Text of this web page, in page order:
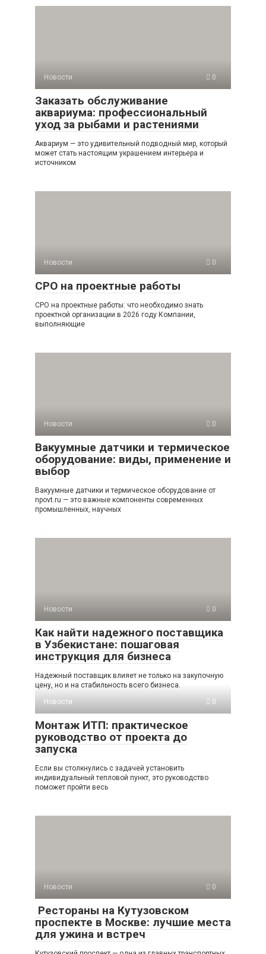
Новости 0
Заказать обслуживание
аквариума: профессиональный
уход за рыбами и растениями
Аквариум — это удивительный подводный мир, который
может стать настоящим украшением интерьера и
источником
Новости 0
СРО на проектные работы
СРО на проектные работы: что необходимо знать
проектной организации в 2026 году Компании,
выполняющие
Новости 0
Вакуумные датчики и термическое
оборудование: виды, применение и
выбор
Вакуумные датчики и термическое оборудование от
npovt.ru — это важные компоненты современных
промышленных, научных
Новости 0
Как найти надежного поставщика
в Узбекистане: пошаговая
инструкция для бизнеса
Надежный поставщик влияет не только на закупочную
цену, но и на стабильность всего бизнеса.
Новости
0
Монтаж ИТП: практическое
руководство от проекта до
запуска
Если вы столкнулись с задачей установить
индивидуальный тепловой пункт, это руководство
поможет пройти весь
Новости 0
Рестораны на Кутузовском
проспекте в Москве: лучшие места
для ужина и встреч